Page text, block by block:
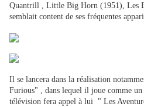
Quantrill , Little Big Horn (1951), Les
semblait content de ses fréquentes
Il se lancera dans la réalisation
Furious" , dans lequel il joue comme
télévision fera appel à lui " Les